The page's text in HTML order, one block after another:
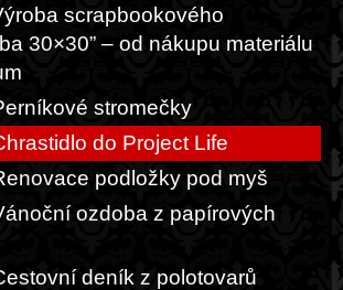
scrapbookového
30×30” – od nákupu materiálu
stromečky
do Project Life
podložky pod myš
ozdoba z papírových
deník z polotovarů